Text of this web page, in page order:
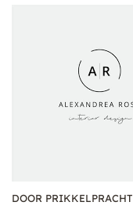
DOOR PRIKKELPRACHT